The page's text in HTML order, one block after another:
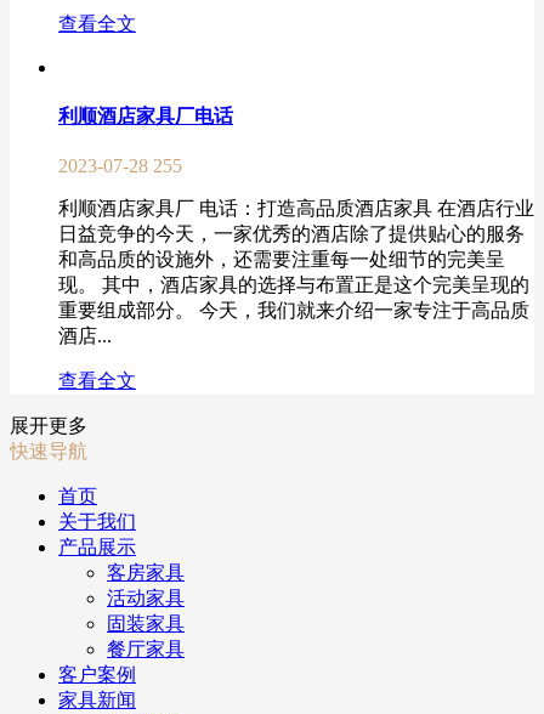
查看全文
利顺酒店家具厂电话
2023-07-28 255
利顺酒店家具厂 电话：打造高品质酒店家具 在酒店行业
日益竞争的今天，一家优秀的酒店除了提供贴心的服务
和高品质的设施外，还需要注重每一处细节的完美呈
现。 其中，酒店家具的选择与布置正是这个完美呈现的
重要组成部分。 今天，我们就来介绍一家专注于高品质
酒店...
查看全文
展开更多
快速导航
首页
关于我们
产品展示
客房家具
活动家具
固装家具
餐厅家具
客户案例
家具新闻